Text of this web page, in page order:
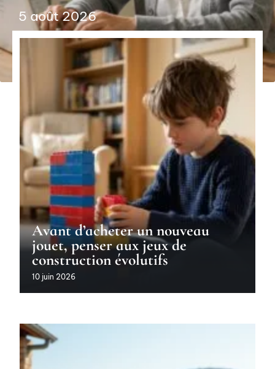
5 août 2026
Avant d’acheter un nouveau
jouet, penser aux jeux de
construction évolutifs
10 juin 2026